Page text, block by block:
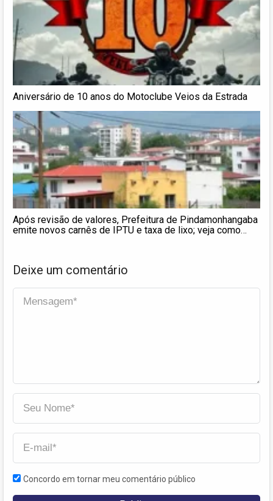
Aniversário de 10 anos do Motoclube Veios da Estrada
Após revisão de valores, Prefeitura de Pindamonhangaba
emite novos carnês de IPTU e taxa de lixo; veja como
Deixe um comentário
Concordo em tornar meu comentário público